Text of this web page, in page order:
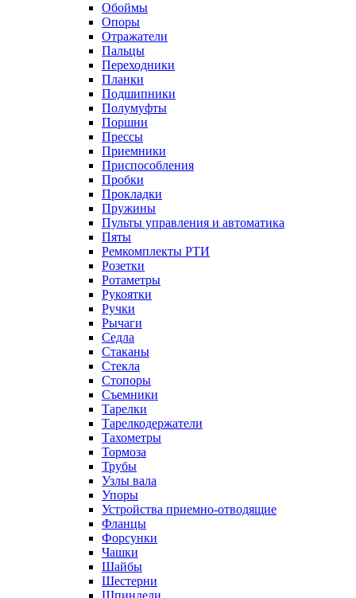
Обоймы
Опоры
Отражатели
Пальцы
Переходники
Планки
Подшипники
Полумуфты
Поршни
Прессы
Приемники
Приспособления
Пробки
Прокладки
Пружины
Пульты управления и автоматика
Пяты
Ремкомплекты РТИ
Розетки
Ротаметры
Рукоятки
Ручки
Рычаги
Седла
Стаканы
Стекла
Стопоры
Съемники
Тарелки
Тарелкодержатели
Тахометры
Тормоза
Трубы
Узлы вала
Упоры
Устройства приемно-отводящие
Фланцы
Форсунки
Чашки
Шайбы
Шестерни
Шпиндели